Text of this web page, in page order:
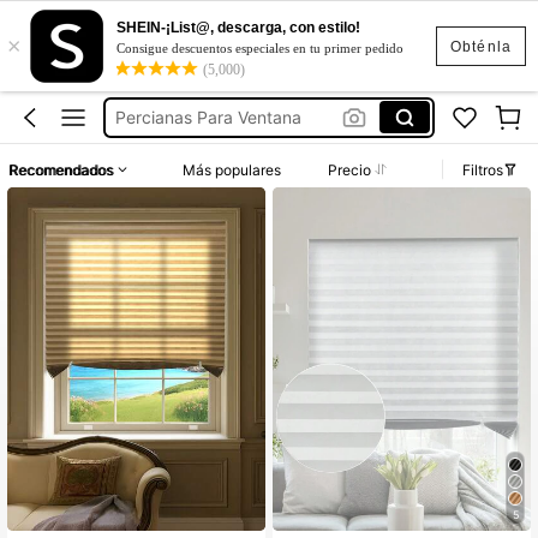
Obténla
×
SHEIN-¡List@, descarga, con estilo!
Consigue descuentos especiales en tu primer pedido
(5,000)
Persianas Ajustables Para Ventana
Persianas Para Ventana
Percianas Para Ventana
Persianas Para Recamara
Persianas Ajustables Para Ventana
Persianas Para Ventana
Recomendados Más populares Precio Filtros
5